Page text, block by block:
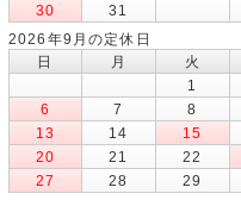
30
31
2026年9月の定休日
日
月 火
1
6
7 8
13
14 15
20
21 22
27
28 29